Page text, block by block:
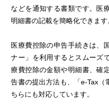
などを通知する書類です。医
明細書の記載を簡略化できます
医療費控除の申告手続きは、
ナー」を利用するとスムーズ
療費控除の金額や明細書、確
告書の提出方法も、「e-Tax（
ちらにも対応しています。